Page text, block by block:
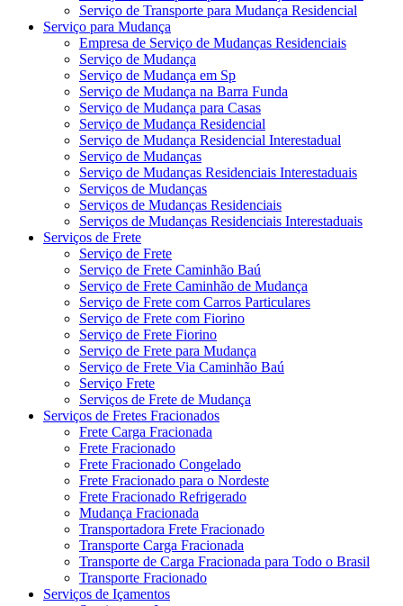
Serviço de Transporte para Mudança Residencial
Serviço para Mudança
Empresa de Serviço de Mudanças Residenciais
Serviço de Mudança
Serviço de Mudança em Sp
Serviço de Mudança na Barra Funda
Serviço de Mudança para Casas
Serviço de Mudança Residencial
Serviço de Mudança Residencial Interestadual
Serviço de Mudanças
Serviço de Mudanças Residenciais Interestaduais
Serviços de Mudanças
Serviços de Mudanças Residenciais
Serviços de Mudanças Residenciais Interestaduais
Serviços de Frete
Serviço de Frete
Serviço de Frete Caminhão Baú
Serviço de Frete Caminhão de Mudança
Serviço de Frete com Carros Particulares
Serviço de Frete com Fiorino
Serviço de Frete Fiorino
Serviço de Frete para Mudança
Serviço de Frete Via Caminhão Baú
Serviço Frete
Serviços de Frete de Mudança
Serviços de Fretes Fracionados
Frete Carga Fracionada
Frete Fracionado
Frete Fracionado Congelado
Frete Fracionado para o Nordeste
Frete Fracionado Refrigerado
Mudança Fracionada
Transportadora Frete Fracionado
Transporte Carga Fracionada
Transporte de Carga Fracionada para Todo o Brasil
Transporte Fracionado
Serviços de Içamentos